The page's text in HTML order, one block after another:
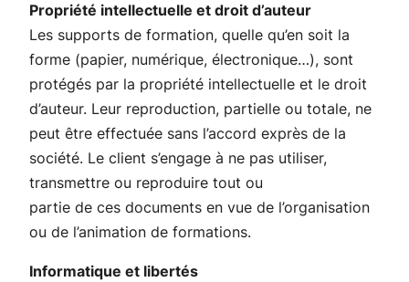
Propriété intellectuelle et droit d’auteur
Les supports de formation, quelle qu’en soit la
forme (papier, numérique, électronique…), sont
protégés par la propriété intellectuelle et le droit
d’auteur. Leur reproduction, partielle ou totale, ne
peut être effectuée sans l’accord exprès de la
société. Le client s’engage à ne pas utiliser,
transmettre ou reproduire tout ou
partie de ces documents en vue de l’organisation
ou de l’animation de formations.
Informatique et libertés